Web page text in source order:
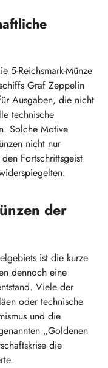
5-Reichsmark-Münze
Graf Zeppelin
Ausgaben, die nicht
technische
Solche Motive
nicht nur
Fortschrittsgeist
der
ist die kurze
dennoch eine
Viele der
oder technische
und die
„Goldenen
die